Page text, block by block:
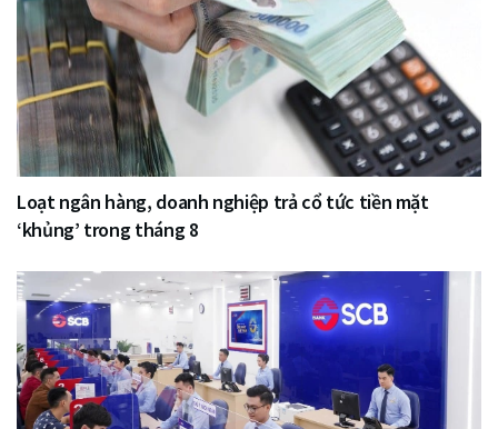
Loạt ngân hàng, doanh nghiệp trả cổ tức tiền mặt
‘khủng’ trong tháng 8